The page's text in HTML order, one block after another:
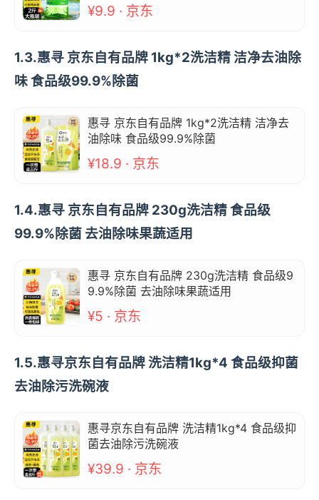
¥9.9 · 京东
1.3.惠寻 京东自有品牌 1kg*2洗洁精 洁净去油除
味 食品级99.9%除菌
惠寻 京东自有品牌 1kg*2洗洁精 洁净去
油除味 食品级99.9%除菌
¥18.9 · 京东
1.4.惠寻 京东自有品牌 230g洗洁精 食品级
99.9%除菌 去油除味果蔬适用
惠寻 京东自有品牌 230g洗洁精 食品级9
9.9%除菌 去油除味果蔬适用
¥5 · 京东
1.5.惠寻京东自有品牌 洗洁精1kg*4 食品级抑菌
去油除污洗碗液
惠寻京东自有品牌 洗洁精1kg*4 食品级抑
菌去油除污洗碗液
¥39.9 · 京东